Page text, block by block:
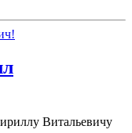
Витальевичу